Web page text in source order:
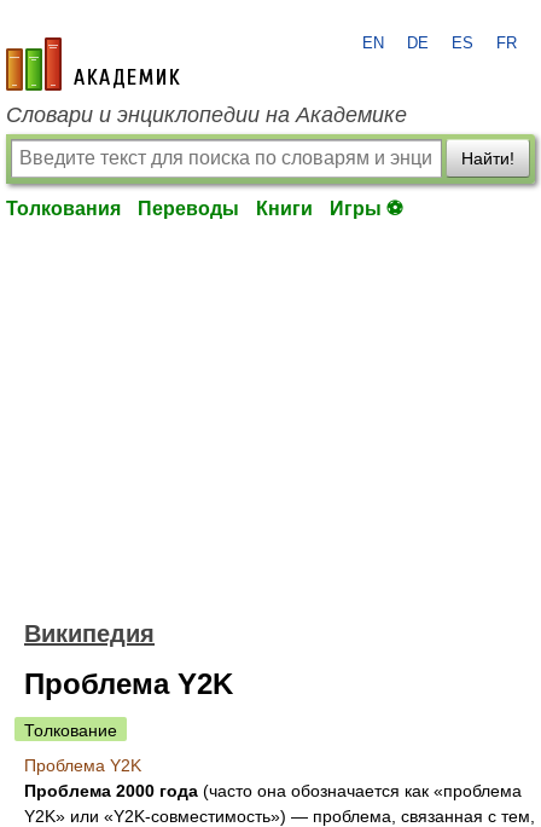
academic.ru
EN DE ES FR
Словари и энциклопедии на Академике
Найти!
Толкования Переводы Книги Игры ⚽
Википедия
Проблема Y2K
Толкование
Проблема Y2K
Проблема 2000 года (часто она обозначается как «проблема
Y2K» или «Y2K-совместимость») — проблема, связанная с тем,